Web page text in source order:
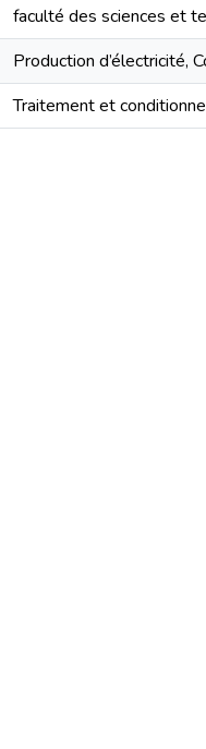
faculté des sciences et
Production d’électricité,
Traitement et